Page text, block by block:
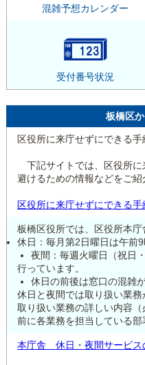
混雑予想カレンダー
受付番号状況
板橋区
区役所に来庁せずにできる手
下記サイトでは、区役所に
避けるための情報などをご紹
区役所に来庁せずにできる手
板橋区役所では、区役所本
休日：毎月第2日曜日は午前
夜間：毎週火曜日（祝日
行っています。
休日の前後は窓口の混雑
休日と夜間では取り扱い業務
取り扱い業務の詳しい内容
前に各業務を担当している部
本庁舎 休日・夜間サービス